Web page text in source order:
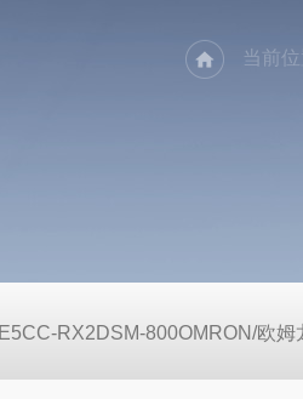
当前
E5CC-RX2DSM-800OMRON/欧